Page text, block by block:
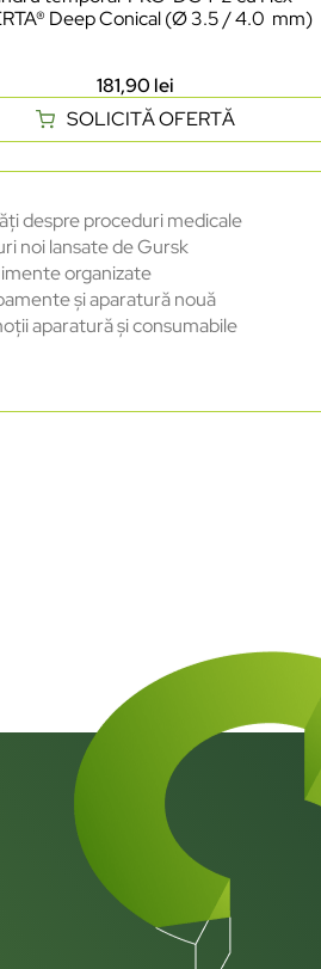
Deep Conical (Ø 3.5 / 4.0 mm)
181,90 lei
SOLICITĂ OFERTĂ
despre proceduri medicale
noi lansate de Gursk
organizate
și aparatură nouă
aparatură și consumabile